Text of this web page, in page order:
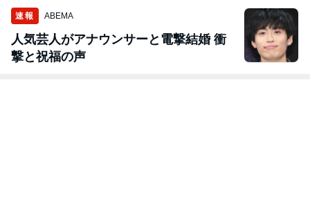
速報 ABEMA
人気芸人がアナウンサーと電撃結婚 衝
撃と祝福の声